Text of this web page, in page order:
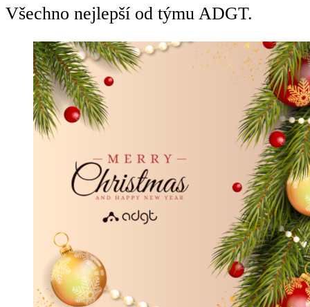
Všechno nejlepší od týmu ADGT.